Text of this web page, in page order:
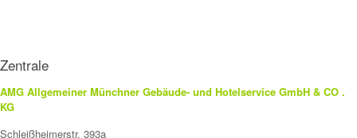
Zentrale
AMG Allgemeiner Münchner Gebäude- und Hotelservice GmbH & CO .
KG
Schleißheimerstr. 393a